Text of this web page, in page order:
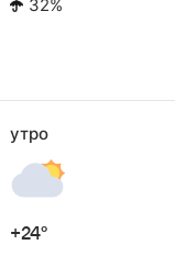
32%
утро
+24°